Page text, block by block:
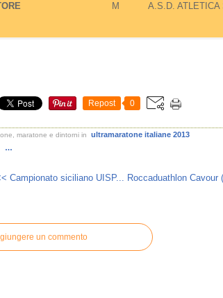
M A.S.D. ATLETICA
Repost 0
maratone e dintorni in
ultramaratone italiane 2013
…
Campionato siciliano UISP... Roccaduathlon Cavour
un commento